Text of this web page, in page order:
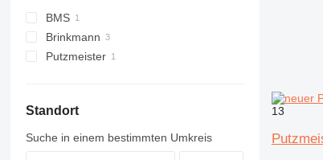
BMS
Brinkmann
FHS
Putzmeister
Standort
Suche in einem bestimmten Umkreis
13